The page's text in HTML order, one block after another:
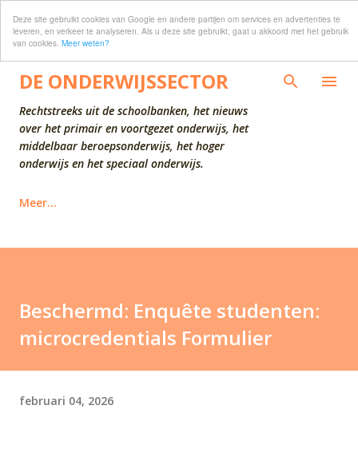
Deze site gebruikt cookies van Google en andere partijen om services en advertenties te
leveren, en verkeer te analyseren. Als u deze site gebruikt, gaat u akkoord met het gebruik
van cookies. Meer weten?
Doorgaan naar hoofdcontent
DE ONDERWIJSSECTOR
Rechtstreeks uit de schoolbanken, het nieuws
over het primair en voortgezet onderwijs, het
middelbaar beroepsonderwijs, het hoger
onderwijs en het speciaal onderwijs.
Meer…
Beschermd: Enquête studenten:
microcredentials Formulier
februari 04, 2026